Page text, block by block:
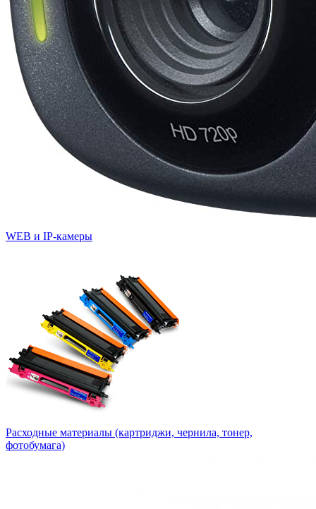
WEB и IP-камеры
Расходные материалы (картриджи, чернила, тонер,
фотобумага)